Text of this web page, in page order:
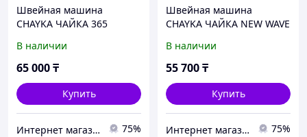
Швейная машина
CHAYKA ЧАЙКА 365
В наличии
65 000₸
Купить
Интернет магазин "Техника" 75%
Швейная машина
CHAYKA ЧАЙКА NEW WAVE
В наличии
55 700₸
Купить
Интернет магазин "Техника" 75%